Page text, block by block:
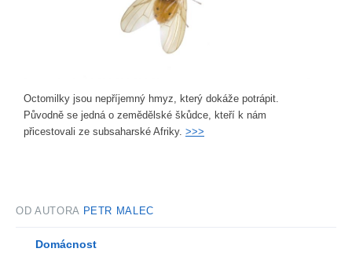
Octomilky jsou nepříjemný hmyz, který dokáže potrápit.
Původně se jedná o zemědělské škůdce, kteří k nám
přicestovali ze subsaharské Afriky. >>>
OD AUTORA PETR MALEC
Domácnost